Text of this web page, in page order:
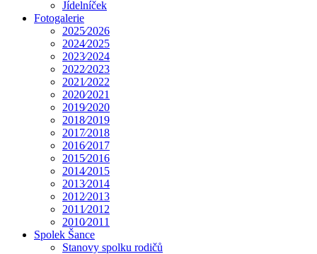
Jídelníček
Fotogalerie
2025⁄2026
2024⁄2025
2023⁄2024
2022⁄2023
2021⁄2022
2020⁄2021
2019⁄2020
2018⁄2019
2017⁄2018
2016⁄2017
2015⁄2016
2014⁄2015
2013⁄2014
2012⁄2013
2011⁄2012
2010⁄2011
Spolek Šance
Stanovy spolku rodičů